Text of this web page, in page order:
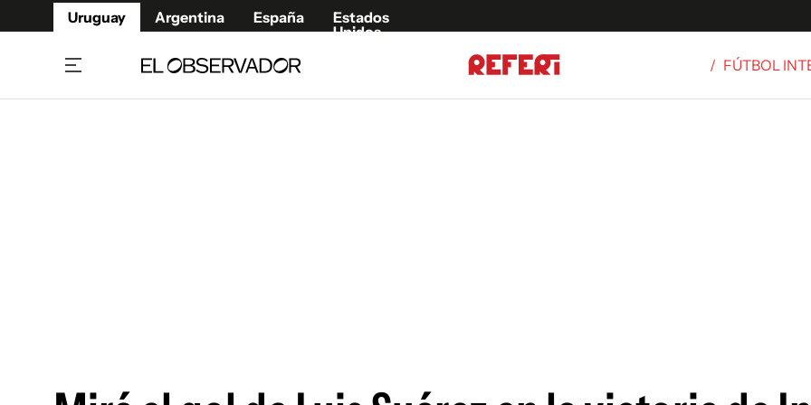
Uruguay Argentina España
Estados
Unidos
/ FÚTBOL